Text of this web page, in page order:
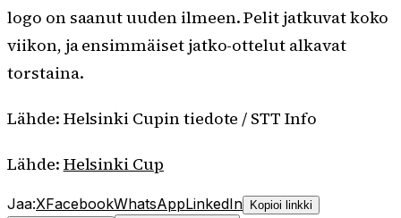
logo on saanut uuden ilmeen. Pelit jatkuvat koko
viikon, ja ensimmäiset jatko-ottelut alkavat
torstaina.
Lähde: Helsinki Cupin tiedote / STT Info
Lähde: Helsinki Cup
Jaa:XFacebookWhatsAppLinkedIn
Kopioi linkki